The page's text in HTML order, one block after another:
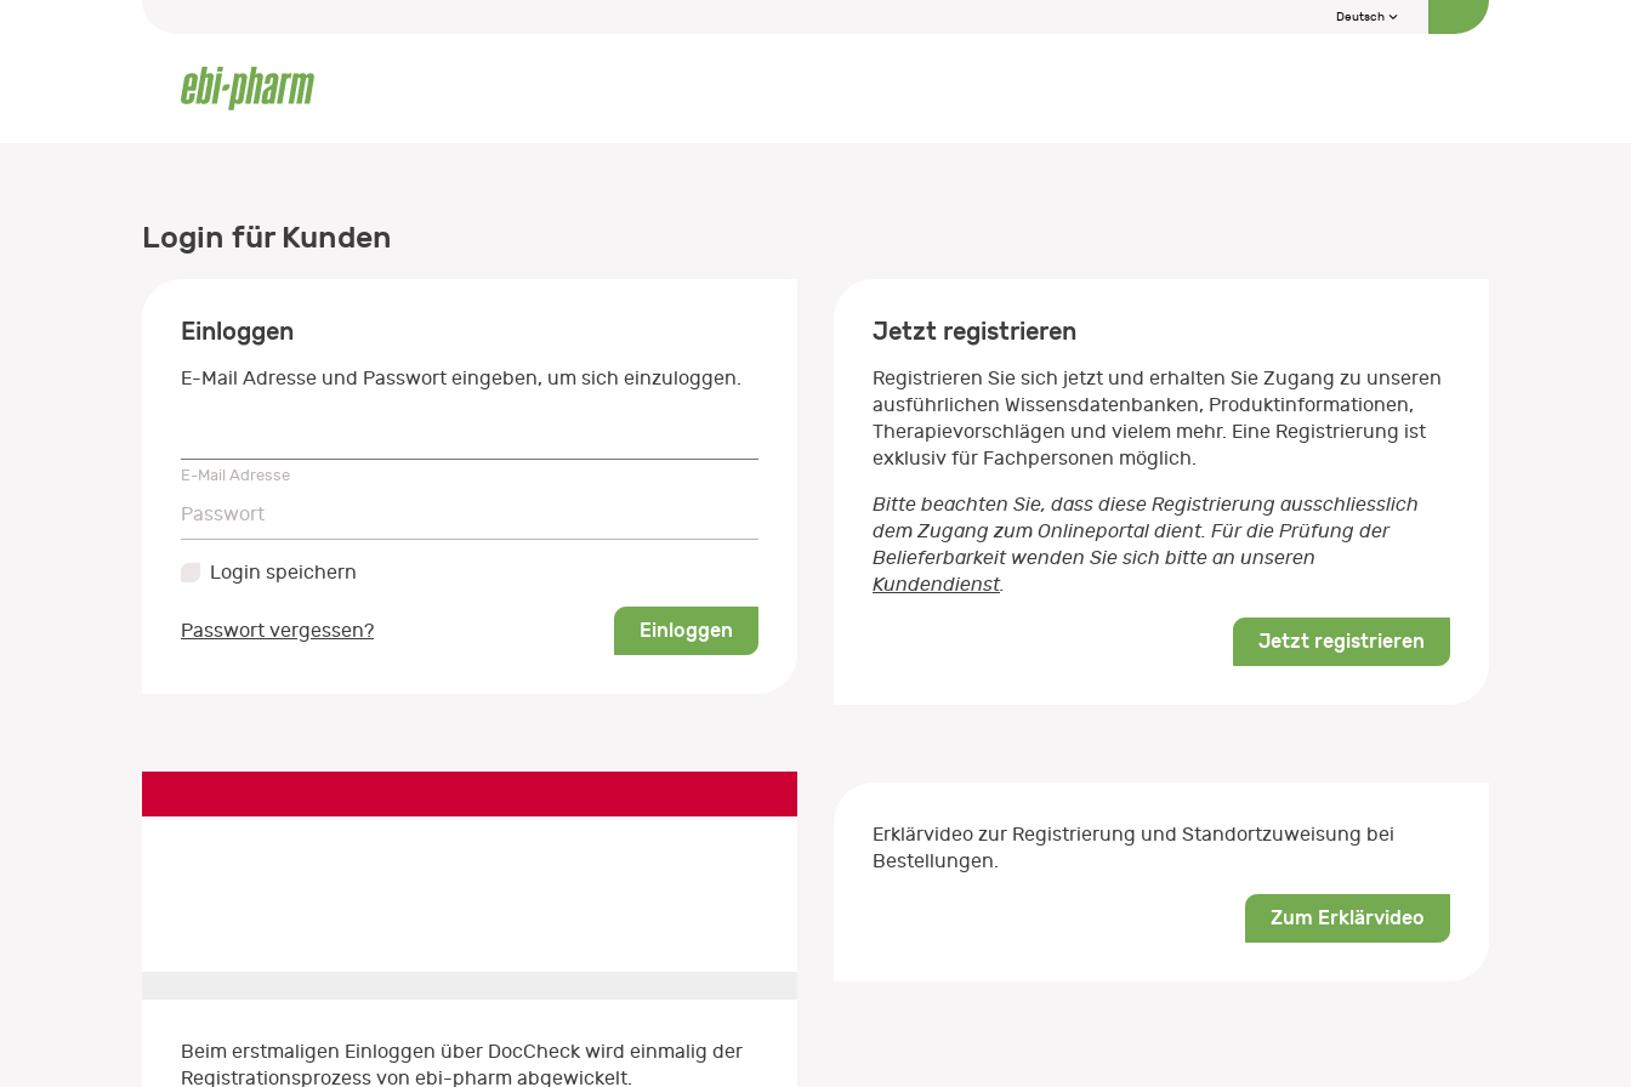
Deutsch
Login für Kunden
Einloggen
E-Mail Adresse und Passwort eingeben, um sich einzuloggen.
E-Mail Adresse
Passwort
Passwort
Login speichern
Passwort vergessen? Einloggen
Beim erstmaligen Einloggen über DocCheck wird einmalig der
Registrationsprozess von ebi-pharm abgewickelt.
Jetzt registrieren
Registrieren Sie sich jetzt und erhalten Sie Zugang zu unseren
ausführlichen Wissensdatenbanken, Produktinformationen,
Therapievorschlägen und vielem mehr. Eine Registrierung ist
exklusiv für Fachpersonen möglich.
Bitte beachten Sie, dass diese Registrierung ausschliesslich
dem Zugang zum Onlineportal dient. Für die Prüfung der
Belieferbarkeit wenden Sie sich bitte an unseren
Kundendienst.
Jetzt registrieren
Erklärvideo zur Registrierung und Standortzuweisung bei
Bestellungen.
Zum Erklärvideo